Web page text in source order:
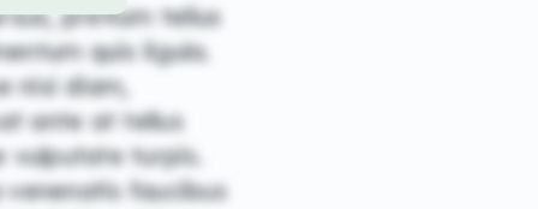
pretium tellus
quis ligula.
nisi diam,
ante at tellus
vulputate turpis.
venenatis faucibus